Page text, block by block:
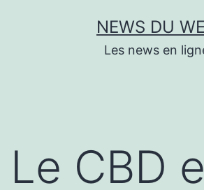
NEWS DU
Les news en
Le CBD